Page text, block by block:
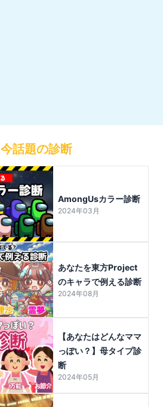
今話題の診断
AmongUsカラー診断
2024年03月
あなたを東方Project
のキャラで例える診断
2024年08月
【あなたはどんなママ
っぽい？】母タイプ診
断
2024年05月